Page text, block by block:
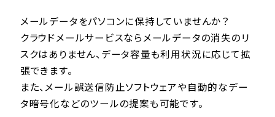
メールデータをパソコンに保持していませんか？
クラウドメールサービスならメールデータの消失のリ
スクはありません、データ容量も利用状況に応じて拡
張できます。
また、メール誤送信防止ソフトウェアや自動的なデー
タ暗号化などのツールの提案も可能です。